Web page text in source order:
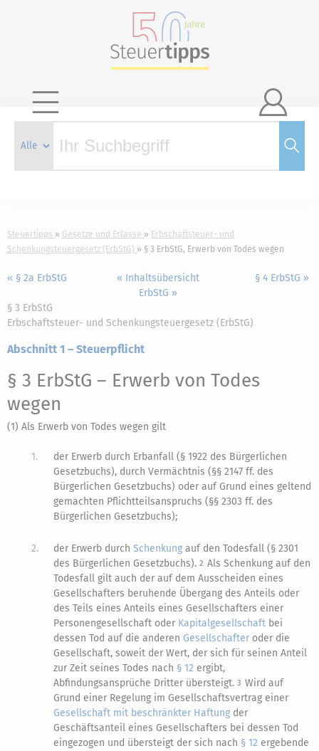

Steuertipps Gesetze und Erlasse
Erbschaftsteuer- und
Schenkungsteuergesetz (ErbStG)
§ 3 ErbStG, Erwerb von Todes wegen
« § 2a ErbStG
« Inhaltsübersicht
ErbStG »
§ 4 ErbStG »
§ 3 ErbStG
Erbschaftsteuer- und Schenkungsteuergesetz (ErbStG)
Abschnitt 1 – Steuerpflicht
§ 3 ErbStG – Erwerb von Todes
wegen
(1) Als Erwerb von Todes wegen gilt
1.
der Erwerb durch Erbanfall (§ 1922 des Bürgerlichen
Gesetzbuchs), durch Vermächtnis (§§ 2147 ff. des
Bürgerlichen Gesetzbuchs) oder auf Grund eines geltend
gemachten Pflichtteilsanspruchs (§§ 2303 ff. des
Bürgerlichen Gesetzbuchs);
2. der Erwerb durchSchenkung auf den Todesfall (§ 2301
des Bürgerlichen Gesetzbuchs).2 Als Schenkung auf den
Todesfall gilt auch der auf dem Ausscheiden eines
Gesellschafters beruhende Übergang des Anteils oder
des Teils eines Anteils eines Gesellschafters einer
Personengesellschaft oder Kapitalgesellschaft bei
dessen Tod auf die anderenGesellschafter oder die
Gesellschaft, soweit der Wert, der sich für seinen Anteil
zur Zeit seines Todes nach § 12 ergibt,
Abfindungsansprüche Dritter übersteigt.3 Wird auf
Grund einer Regelung im Gesellschaftsvertrag einer
Gesellschaft mit beschränkter Haftung der
Geschäftsanteil eines Gesellschafters bei dessen Tod
eingezogen und übersteigt der sich nach § 12 ergebende